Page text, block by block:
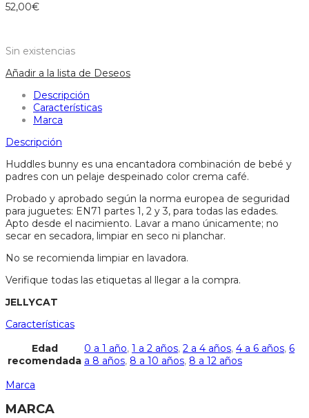
52,00€
Sin existencias
Añadir a la lista de Deseos
Descripción
Características
Marca
Descripción
Huddles bunny es una encantadora combinación de bebé y
padres con un pelaje despeinado color crema café.
Probado y aprobado según la norma europea de seguridad
para juguetes: EN71 partes 1, 2 y 3, para todas las edades.
Apto desde el nacimiento. Lavar a mano únicamente; no
secar en secadora, limpiar en seco ni planchar.
No se recomienda limpiar en lavadora.
Verifique todas las etiquetas al llegar a la compra.
JELLYCAT
Características
Edad
recomendada
0 a 1 año, 1 a 2 años, 2 a 4 años, 4 a 6 años, 6
a 8 años, 8 a 10 años, 8 a 12 años
Marca
MARCA